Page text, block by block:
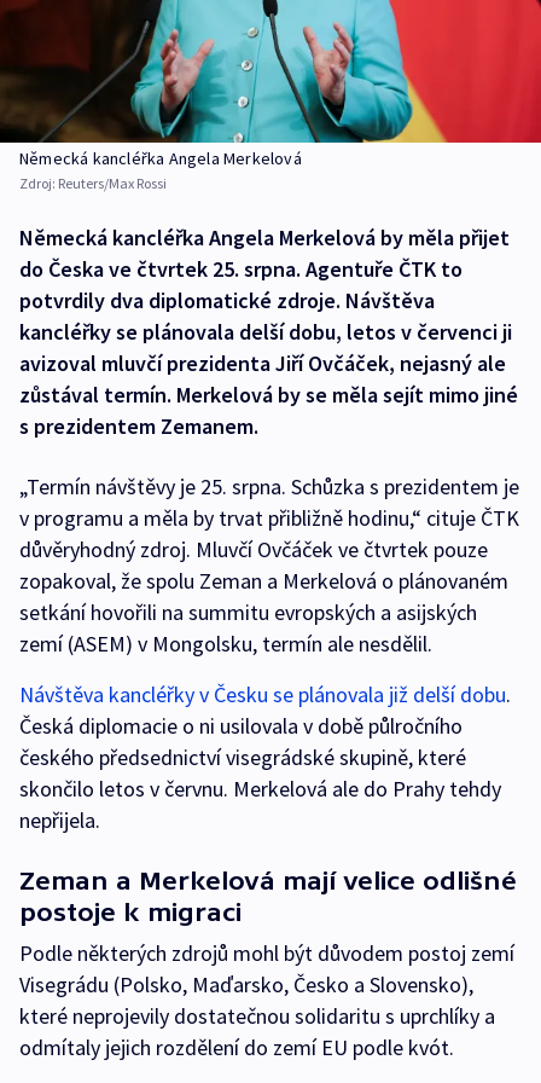
Německá kancléřka Angela Merkelová
Zdroj: Reuters/Max Rossi
Německá kancléřka Angela Merkelová by měla přijet
do Česka ve čtvrtek 25. srpna. Agentuře ČTK to
potvrdily dva diplomatické zdroje. Návštěva
kancléřky se plánovala delší dobu, letos v červenci ji
avizoval mluvčí prezidenta Jiří Ovčáček, nejasný ale
zůstával termín. Merkelová by se měla sejít mimo jiné
s prezidentem Zemanem.
„Termín návštěvy je 25. srpna. Schůzka s prezidentem je
v programu a měla by trvat přibližně hodinu,“ cituje ČTK
důvěryhodný zdroj. Mluvčí Ovčáček ve čtvrtek pouze
zopakoval, že spolu Zeman a Merkelová o plánovaném
setkání hovořili na summitu evropských a asijských
zemí (ASEM) v Mongolsku, termín ale nesdělil.
Návštěva kancléřky v Česku se plánovala již delší dobu.
Česká diplomacie o ni usilovala v době půlročního
českého předsednictví visegrádské skupině, které
skončilo letos v červnu. Merkelová ale do Prahy tehdy
nepřijela.
Zeman a Merkelová mají velice odlišné
postoje k migraci
Podle některých zdrojů mohl být důvodem postoj zemí
Visegrádu (Polsko, Maďarsko, Česko a Slovensko),
které neprojevily dostatečnou solidaritu s uprchlíky a
odmítaly jejich rozdělení do zemí EU podle kvót.